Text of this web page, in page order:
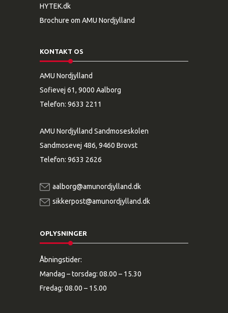
HYTEK.dk
Brochure om AMU Nordjylland
KONTAKT OS
AMU Nordjylland
Sofievej 61, 9000 Aalborg
Telefon: 9633 2211
AMU Nordjylland Sandmoseskolen
Sandmosevej 486, 9460 Brovst
Telefon: 9633 2626
aalborg@amunordjylland.dk
sikkerpost@amunordjylland.dk
OPLYSNINGER
Åbningstider:
Mandag – torsdag: 08.00 – 15.30
Fredag: 08.00 – 15.00